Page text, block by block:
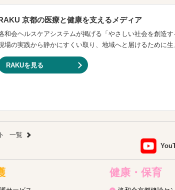
京都の医療と健康を支えるメディア
和会ヘルスケアシステムが掲げる「やさしい社会を創造す
場の実践から静かにすくい取り、地域へと届けるために生
RAKUを見る
一覧
健康・保育